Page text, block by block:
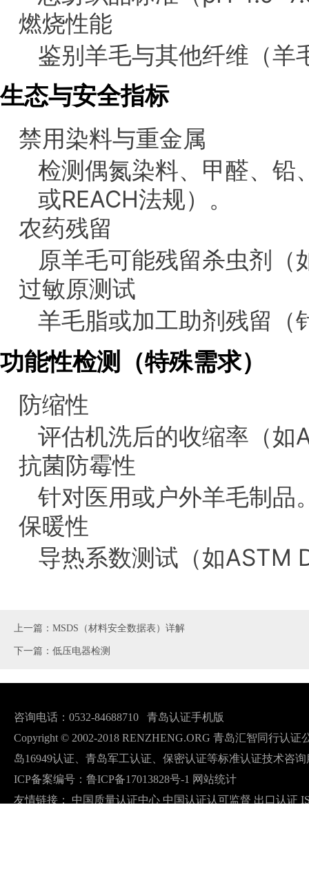
燃烧性能
鉴别羊毛与其他纤维（羊
生态与安全指标
禁用染料与重金属
检测偶氮染料、甲醛、铅
或REACH法规）。
农药残留
原羊毛可能残留杀虫剂（
过敏原测试
羊毛脂或加工助剂残留（
功能性检测（特殊需求）
防缩性
评估机洗后的收缩率（如
抗菌防霉性
针对医用或户外羊毛制品
保暖性
导热系数测试（如ASTM
上一篇：MSDS（材料安全数据表）详解
下一篇：低压电器检测
咨询电话：0532-84688710 青岛认证手机版
Copyright © 2002-2018 RENZHENG.ORG 青岛汇智同行认
岛16949认证、青岛军工认证、保密认证等标准认证技术咨
ICP备案编号： 鲁ICP备17013828号-1 网站统计
友情链接：
中国质量认证中心 中国认证认可监督 出口认证